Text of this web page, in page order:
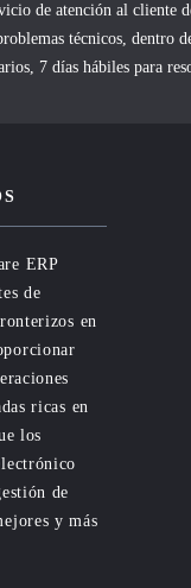
de atención al cliente
técnicos, dentro
7 días hábiles para
ERP
de
en
ricas en
los
de
y más